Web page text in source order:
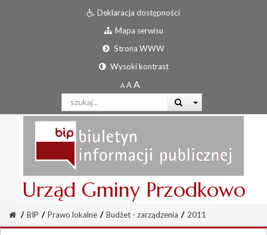
Deklaracja dostępności
Mapa serwisu
Strona WWW
Wysoki kontrast
Urząd Gminy Przodkowo
/ BIP / Prawo lokalne / Budżet - zarządzenia / 2011